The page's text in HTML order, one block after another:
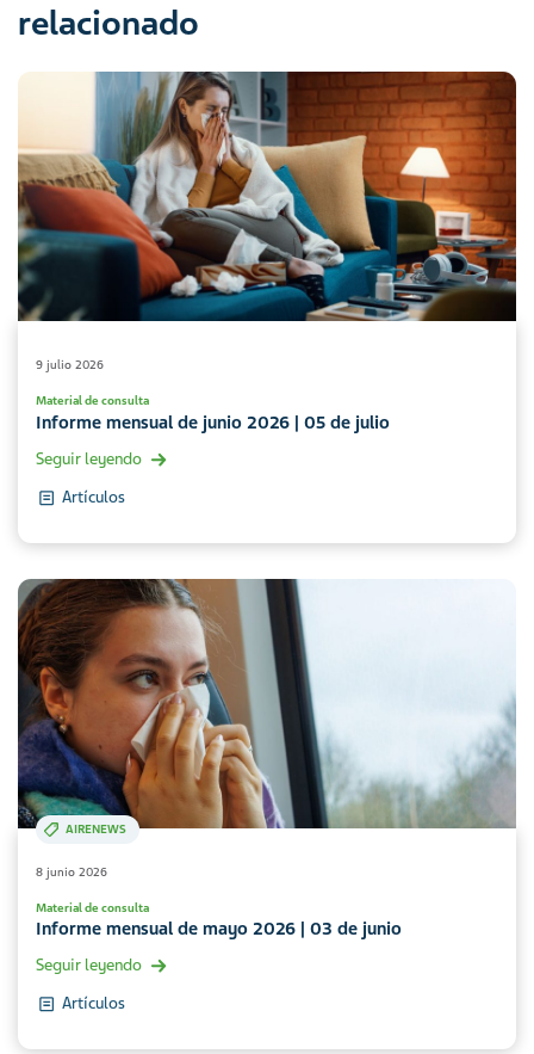
relacionado
9 julio 2026
Material de consulta
Informe mensual de junio 2026 | 05 de julio
Seguir leyendo
Artículos
AIRENEWS
8 junio 2026
Material de consulta
Informe mensual de mayo 2026 | 03 de junio
Seguir leyendo
Artículos